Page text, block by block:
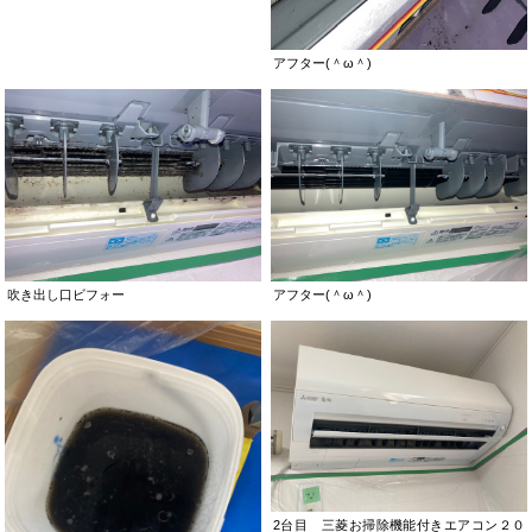
アフター(＾ω＾)
吹き出し口ビフォー アフター(＾ω＾)
2台目 三菱お掃除機能付きエアコン２０